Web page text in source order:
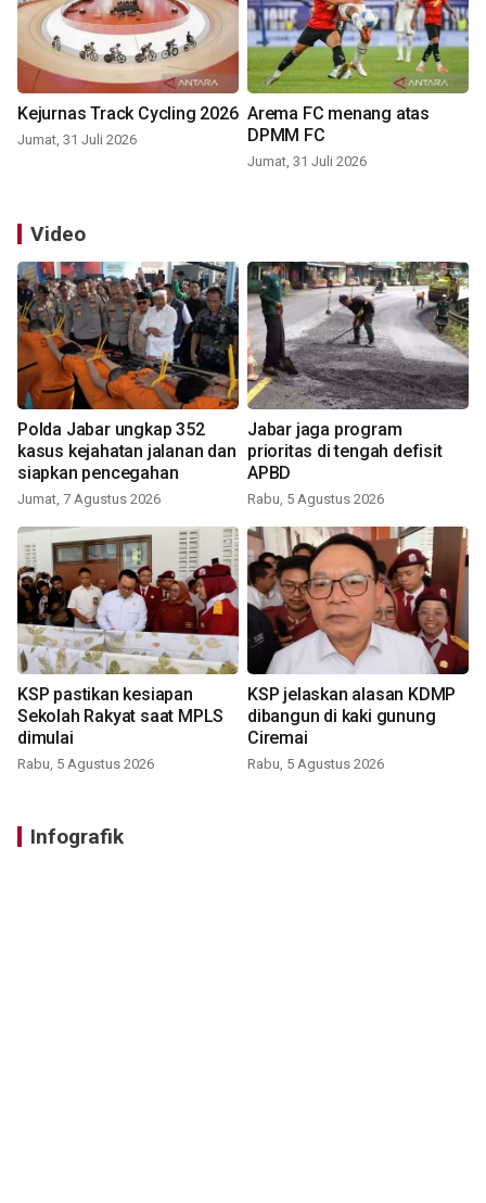
Kejurnas Track Cycling 2026
Jumat, 31 Juli 2026
Arema FC menang atas
DPMM FC
Jumat, 31 Juli 2026
Video
Polda Jabar ungkap 352
kasus kejahatan jalanan dan
siapkan pencegahan
Jumat, 7 Agustus 2026
Jabar jaga program
prioritas di tengah defisit
APBD
Rabu, 5 Agustus 2026
KSP pastikan kesiapan
Sekolah Rakyat saat MPLS
dimulai
Rabu, 5 Agustus 2026
KSP jelaskan alasan KDMP
dibangun di kaki gunung
Ciremai
Rabu, 5 Agustus 2026
Infografik